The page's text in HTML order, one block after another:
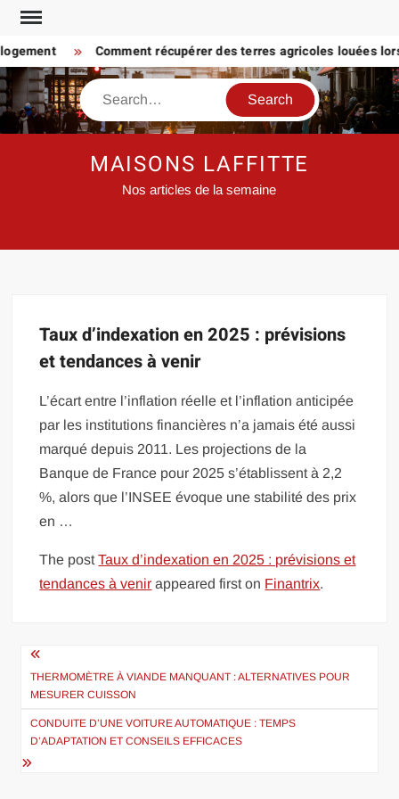
Skip
content
Comment récupérer des terres agricoles louées
Search
MAISONS LAFFITTE
Nos articles de la semaine
Taux d’indexation en 2025 : prévisions
et tendances à venir
L’écart entre l’inflation réelle et l’inflation anticipée
par les institutions financières n’a jamais été aussi
marqué depuis 2011. Les projections de la
Banque de France pour 2025 s’établissent à 2,2
%, alors que l’INSEE évoque une stabilité des prix
en …
The postTaux d’indexation en 2025 : prévisions et
tendances à venir appeared first on Finantrix.
Navigation
de
l’article
THERMOMÈTRE À VIANDE MANQUANT : ALTERNATIVES POUR
MESURER CUISSON
CONDUITE D’UNE VOITURE AUTOMATIQUE : TEMPS
D’ADAPTATION ET CONSEILS EFFICACES